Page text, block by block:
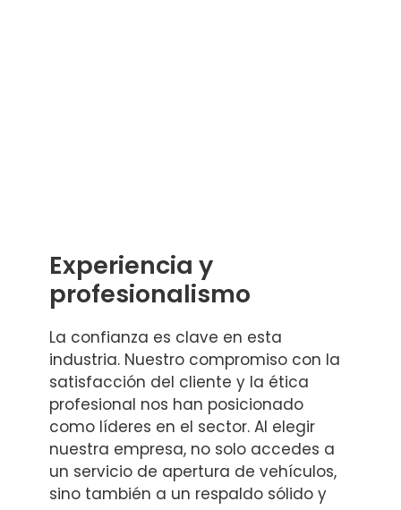
Experiencia y
profesionalismo
La confianza es clave en esta
industria. Nuestro compromiso con la
satisfacción del cliente y la ética
profesional nos han posicionado
como líderes en el sector. Al elegir
nuestra empresa, no solo accedes a
un servicio de apertura de vehículos,
sino también a un respaldo sólido y